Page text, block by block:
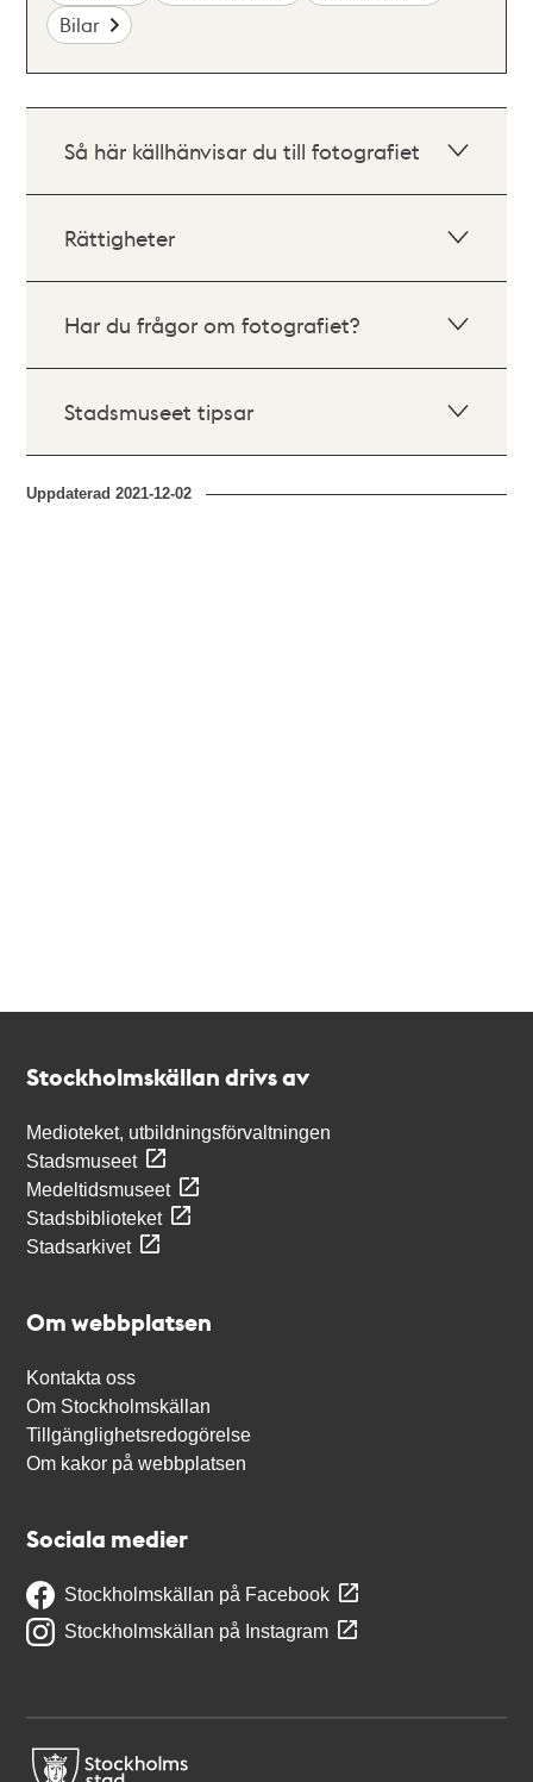
Bilar
Så här källhänvisar du till fotografiet
Rättigheter
Har du frågor om fotografiet?
Stadsmuseet tipsar
Uppdaterad2021-12-02
Stockholmskällan drivs av
Medioteket, utbildningsförvaltningen
Stadsmuseet
Medeltidsmuseet
Stadsbiblioteket
Stadsarkivet
Om webbplatsen
Kontakta oss
Om Stockholmskällan
Tillgänglighetsredogörelse
Om kakor på webbplatsen
Sociala medier
Stockholmskällan på Facebook
Stockholmskällan på Instagram